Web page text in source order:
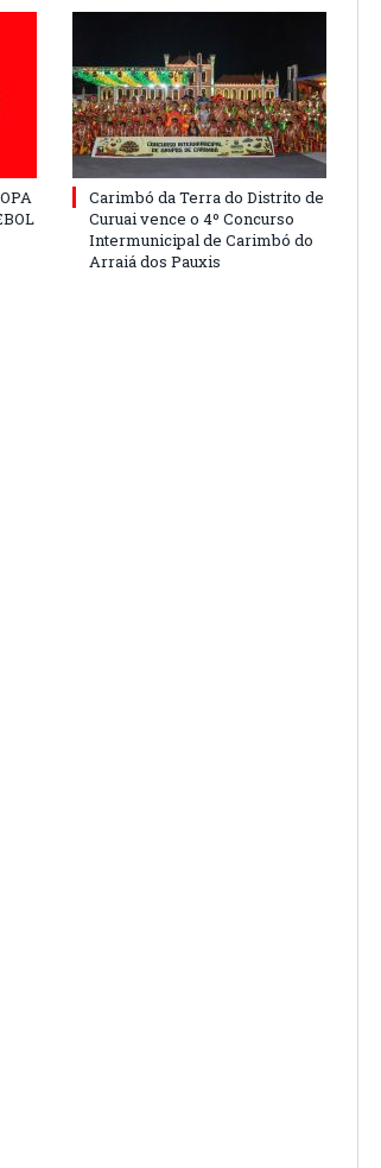
Carimbó da Terra do Distrito de
Curuai vence o 4º Concurso
Intermunicipal de Carimbó do
Arraiá dos Pauxis